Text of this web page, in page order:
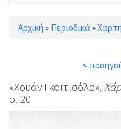
Είστε εδώ
Αρχική » Περιοδικά»
<
«Χουάν Γκοϊτισόλο»,
σ. 20